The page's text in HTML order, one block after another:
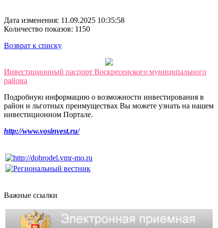
Дата изменения: 11.09.2025 10:35:58
Количество показов: 1150
Возврат к списку
Инвестиционный паспорт Воскресенского муниципального
района
Подробную информацию о возможности инвестирования в
район и льготных преимуществах Вы можете узнать на нашем
инвестиционном Портале.
http://www.vosinvest.ru/
Важные ссылки